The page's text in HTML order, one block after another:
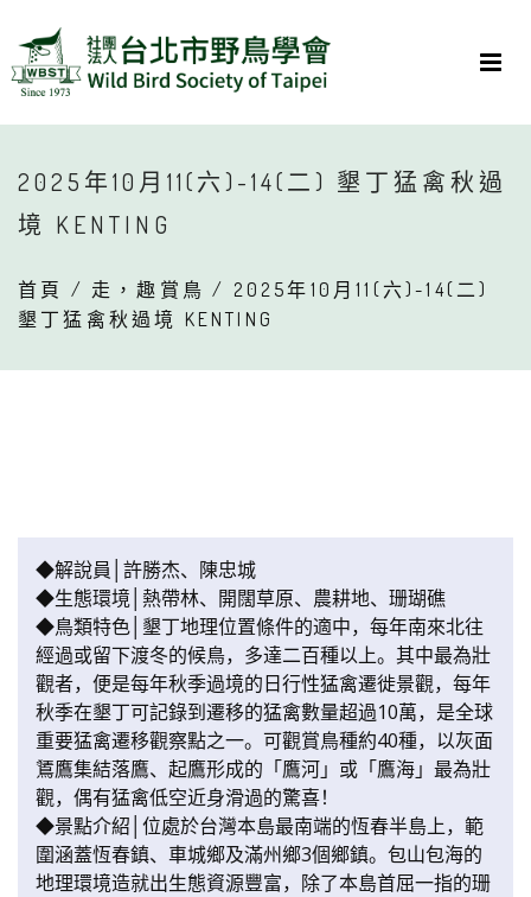
2025年10月11(六)-14(二) 墾丁猛禽秋過
境 KENTING
首頁 / 走，趣賞鳥 / 2025年10月11(六)-14(二)
墾丁猛禽秋過境 KENTING
◆解說員│許勝杰、陳忠城
◆生態環境│熱帶林、開闊草原、農耕地、珊瑚礁
◆鳥類特色│墾丁地理位置條件的適中，每年南來北往
經過或留下渡冬的候鳥，多達二百種以上。其中最為壯
觀者，便是每年秋季過境的日行性猛禽遷徙景觀，每年
秋季在墾丁可記錄到遷移的猛禽數量超過10萬，是全球
重要猛禽遷移觀察點之一。可觀賞鳥種約40種，以灰面
鵟鷹集結落鷹、起鷹形成的「鷹河」或「鷹海」最為壯
觀，偶有猛禽低空近身滑過的驚喜！
◆景點介紹│位處於台灣本島最南端的恆春半島上，範
圍涵蓋恆春鎮、車城鄉及滿州鄉3個鄉鎮。包山包海的
地理環境造就出生態資源豐富，除了本島首屈一指的珊